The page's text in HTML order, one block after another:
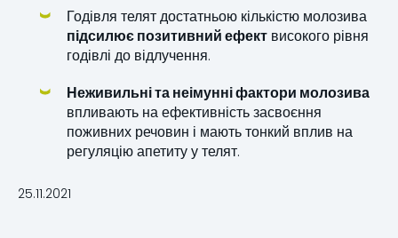
Годівля телят достатньою кількістю молозива
підсилює позитивний ефект високого рівня
годівлі до відлучення.
Неживильні та неімунні фактори молозива
впливають на ефективність засвоєння
поживних речовин і мають тонкий вплив на
регуляцію апетиту у телят.
25.11.2021